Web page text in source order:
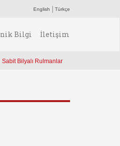
English Türkçe
Bilgi İletişim
Sabit Bilyalı Rulmanlar